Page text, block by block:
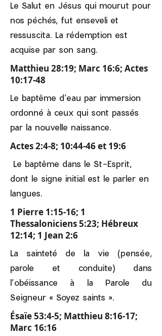
Le Salut en Jésus qui mourut pour
nos péchés, fut enseveli et
ressuscita. La rédemption est
acquise par son sang.
Matthieu 28:19; Marc 16:6; Actes
10:17-48
Le baptême d’eau par immersion
ordonné à ceux qui sont passés
par la nouvelle naissance.
Actes 2:4-8; 10:44-46 et 19:6
Le baptême dans le St-Esprit,
dont le signe initial est le parler en
langues.
1 Pierre 1:15-16; 1
Thessaloniciens 5:23; Hébreux
12:14; 1 Jean 2:6
La sainteté de la vie (pensée,
parole et conduite) dans
l’obéissance à la Parole du
Seigneur « Soyez saints ».
Ésaïe 53:4-5; Matthieu 8:16-17;
Marc 16:16